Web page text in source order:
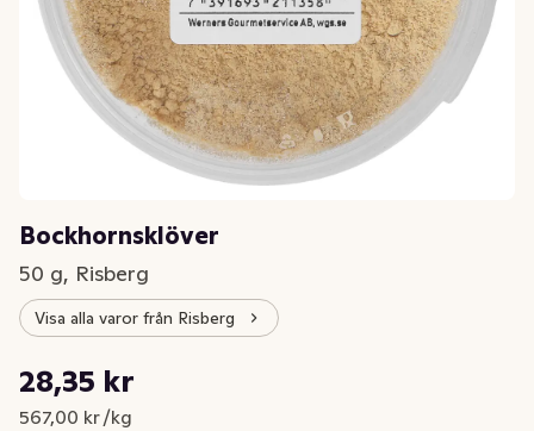
Bockhornsklöver
50 g, Risberg
Visa alla varor från Risberg
Nuvarande pris är: 28,35 kr
28,35 kr
567,00 kr /kg
Styckpris: 567,00 kr /kg